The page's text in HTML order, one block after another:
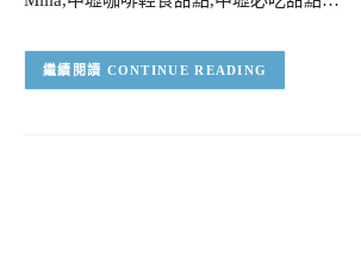
CONTINUE READING